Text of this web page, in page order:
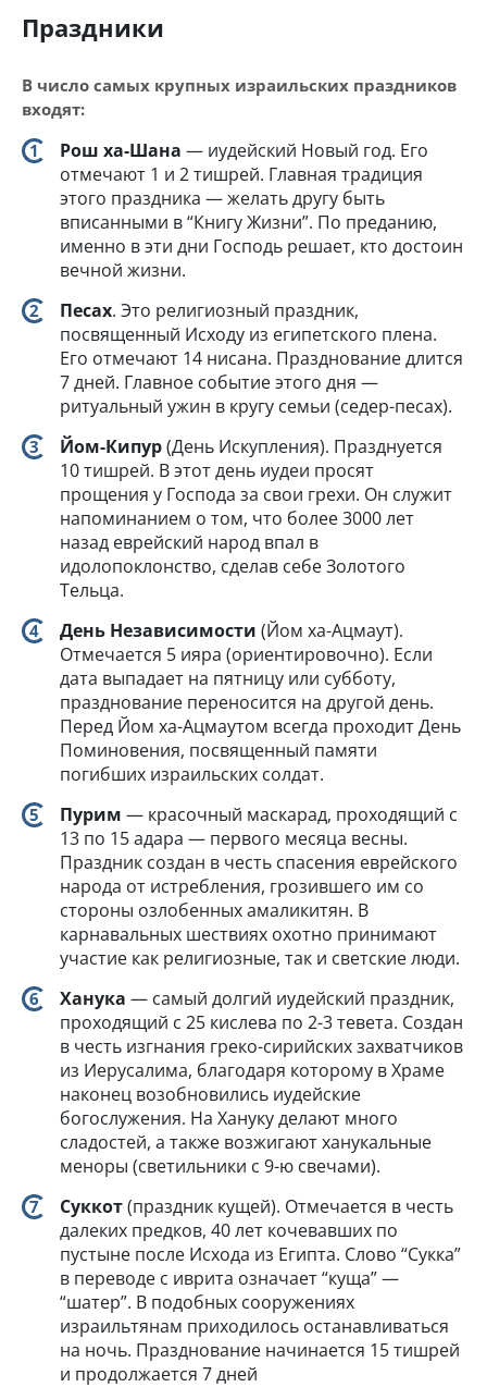
Праздники
В число самых крупных израильских праздников
входят:
Рош ха-Шана — иудейский Новый год. Его
отмечают 1 и 2 тишрей. Главная традиция
этого праздника — желать другу быть
вписанными в “Книгу Жизни”. По преданию,
именно в эти дни Господь решает, кто достоин
вечной жизни.
Песах. Это религиозный праздник,
посвященный Исходу из египетского плена.
Его отмечают 14 нисана. Празднование длится
7 дней. Главное событие этого дня —
ритуальный ужин в кругу семьи (седер-песах).
Йом-Кипур(День Искупления). Празднуется
10 тишрей. В этот день иудеи просят
прощения у Господа за свои грехи. Он служит
напоминанием о том, что более 3000 лет
назад еврейский народ впал в
идолопоклонство, сделав себе Золотого
Тельца.
День Независимости (Йом ха-Ацмаут).
Отмечается 5 ияра (ориентировочно). Если
дата выпадает на пятницу или субботу,
празднование переносится на другой день.
Перед Йом ха-Ацмаутом всегда проходит День
Поминовения, посвященный памяти
погибших израильских солдат.
Пурим — красочный маскарад, проходящий с
13 по 15 адара — первого месяца весны.
Праздник создан в честь спасения еврейского
народа от истребления, грозившего им со
стороны озлобенных амаликитян. В
карнавальных шествиях охотно принимают
участие как религиозные, так и светские люди.
Ханука — самый долгий иудейский праздник,
проходящий с 25 кислева по 2-3 тевета. Создан
в честь изгнания греко-сирийских захватчиков
из Иерусалима, благодаря которому в Храме
наконец возобновились иудейские
богослужения. На Хануку делают много
сладостей, а также возжигают ханукальные
меноры (светильники с 9-ю свечами).
Суккот(праздник кущей). Отмечается в честь
далеких предков, 40 лет кочевавших по
пустыне после Исхода из Египта. Слово “Сукка”
в переводе с иврита означает “куща” —
“шатер”. В подобных сооружениях
израильтянам приходилось останавливаться
на ночь. Празднование начинается 15 тишрей
и продолжается 7 дней